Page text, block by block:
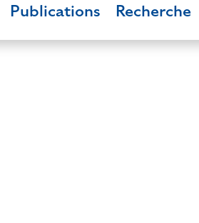
Publications Recherche